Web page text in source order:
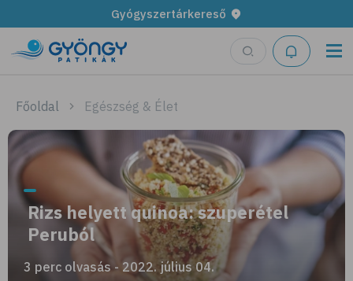
Gyógyszertárkereső
Főoldal Egészség & Élet
Rizs helyett quinoa: szuperétel
Peruból
3 perc olvasás - 2022. július 04.